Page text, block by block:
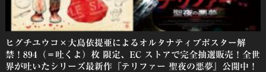
ヒグチユウコ×大島依提亜によるオルタナティブポスター解
禁！894（＝吐くよ）枚 限定、EC ストアで完全抽選販売！全世
界が吐いたシリーズ最新作『テリファー 聖夜の悪夢』公開中！